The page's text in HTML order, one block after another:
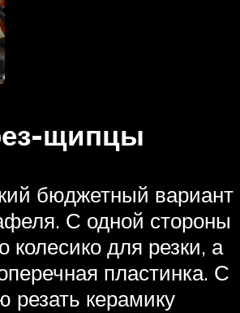
щипцы
бюджетный вариант
С одной стороны
колесико для резки, а
пластинка. С
резать керамику